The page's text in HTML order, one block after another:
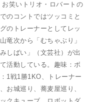
笑いトリオ・ロバートの
のコントではツッコミと
のトレーナーとしてレッ
竜次から「むちゃぶり」
しばい」（文芸社）が出
活動している。趣味：ボ
1戦1勝1KO、トレーナー
お城巡り、蕎麦屋巡り、